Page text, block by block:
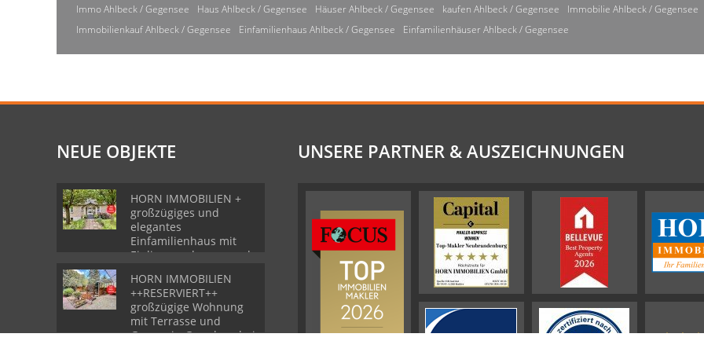
Immo Ahlbeck / Gegensee Haus Ahlbeck / Gegensee Häuser Ahlbeck / Gegensee kaufen Ahlbeck / Gegensee
Immobilie Ahlbeck / Gegensee
Immobilienkauf Ahlbeck / Gegensee
Einfamilienhaus Ahlbeck / Gegensee Einfamilienhäuser Ahlbeck / Gegensee
NEUE OBJEKTE
HORN IMMOBILIEN +
großzügiges und
elegantes
Einfamilienhaus mit
Einliegerwohnung und
HORN IMMOBILIEN
++RESERVIERT++
großzügige Wohnung
mit Terrasse und
Garage in Grambow bei
UNSERE PARTNER & AUSZEICHNUNGEN